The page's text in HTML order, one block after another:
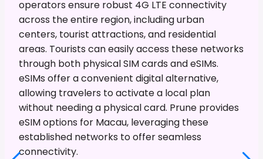
operators ensure robust 4G LTE connectivity
across the entire region, including urban
centers, tourist attractions, and residential
areas. Tourists can easily access these networks
through both physical SIM cards and eSIMs.
eSIMs offer a convenient digital alternative,
allowing travelers to activate a local plan
without needing a physical card. Prune provides
eSIM options for Macau, leveraging these
established networks to offer seamless
connectivity.